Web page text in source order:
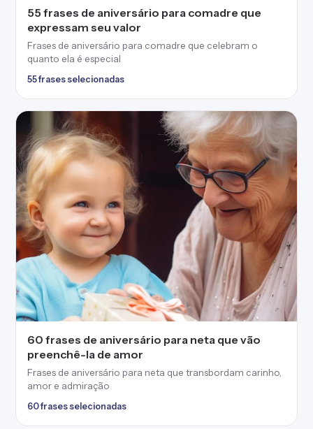
55 frases de aniversário para comadre que
expressam seu valor
Frases de aniversário para comadre que celebram o
quanto ela é especial
55 frases selecionadas
60 frases de aniversário para neta que vão
preenchê-la de amor
Frases de aniversário para neta que transbordam carinho,
amor e admiração
60 frases selecionadas